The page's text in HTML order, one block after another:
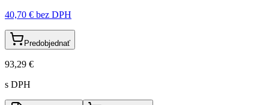
40,70 € bez DPH
Predobjednať
93,29 €
s DPH